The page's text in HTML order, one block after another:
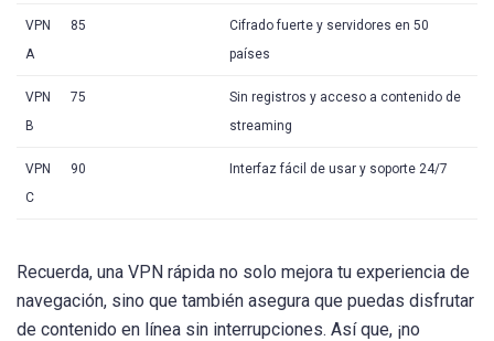
VPN
A
85
Cifrado fuerte y servidores en 50
países
VPN
B
75
Sin registros y acceso a contenido de
streaming
VPN
C
90 Interfaz fácil de usar y soporte 24/7
Recuerda, una VPN rápida no solo mejora tu experiencia de
navegación, sino que también asegura que puedas disfrutar
de contenido en línea sin interrupciones. Así que, ¡no